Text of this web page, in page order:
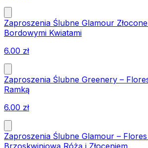
Zaproszenia Ślubne Glamour
Bordowymi Kwiatami
6.00 zł
Zaproszenia Ślubne Greenery –
Ramką
6.00 zł
Zaproszenia Ślubne Glamour –
Brzoskwiniową Różą i Złoceniem